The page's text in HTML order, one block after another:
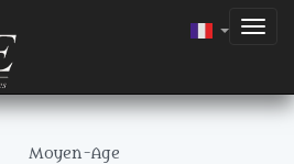
Moyen-Age